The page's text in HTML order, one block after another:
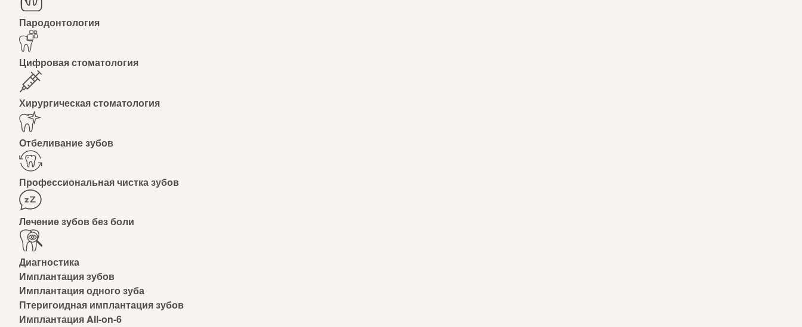
Пародонтология
Цифровая стоматология
Хирургическая стоматология
Отбеливание зубов
Профессиональная чистка зубов
Лечение зубов без боли
Диагностика
Имплантация зубов
Имплантация одного зуба
Птеригоидная имплантация зубов
Имплантация All-on-6